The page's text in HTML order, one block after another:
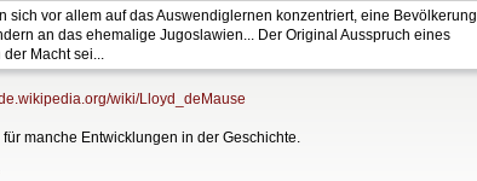
vor allem auf das Auswendiglernen konzentriert, eine Bevölkerung
an das ehemalige Jugoslawien... Der Original Ausspruch eines
Macht sei...
wiki/Lloyd_deMause
manche Entwicklungen in der Geschichte.